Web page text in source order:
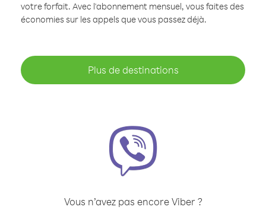
votre forfait. Avec l'abonnement mensuel, vous faites des
économies sur les appels que vous passez déjà.
Plus de destinations
Vous n’avez pas encore Viber ?